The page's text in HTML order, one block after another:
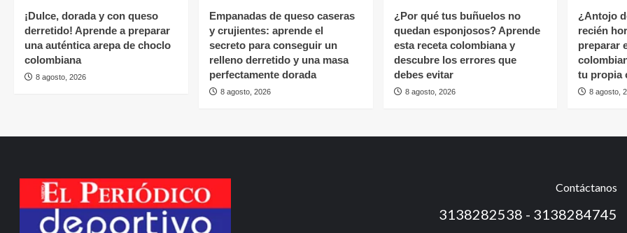
¡Dulce, dorada y con queso
derretido! Aprende a preparar
una auténtica arepa de choclo
colombiana
8 agosto, 2026
Empanadas de queso caseras
y crujientes: aprende el
secreto para conseguir un
relleno derretido y una masa
perfectamente dorada
8 agosto, 2026
¿Por qué tus buñuelos no
quedan esponjosos? Aprende
esta receta colombiana y
descubre los errores que
debes evitar
8 agosto, 2026
¿Antojo
recién
preparar
tu propia
8 agosto,
Contáctanos
3138282538 - 3138284745